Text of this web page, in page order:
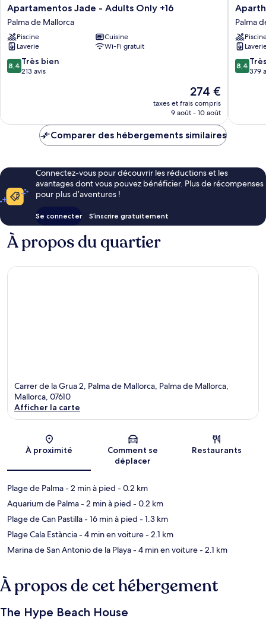
Apartamentos
Jade
-
Adults
Only
+16
Palma
Apartamentos Jade - Adults Only +16
Palma de Mallorca
Piscine
Cuisine
Laverie
Wi-Fi gratuit
8.4
sur
8,4 Très bien
213 avis
Le
nouveau
prix
de
274 €
taxes et frais compris
9 août - 10 août
Houm
Plaza
Son
Rigo
Palma
de
Palma
8.4
sur
8,4
379
Comparer des hébergements similaires
Connectez-vous pour découvrir les réductions et les
avantages dont vous pouvez bénéficier. Plus de récompenses
pour plus d’aventures !
Se connecter S’inscrire gratuitement
À propos du quartier
Carrer de la Grua 2, Palma de Mallorca, Palma de Mallorca,
Mallorca, 07610
Afficher la carte
À proximité
Comment se
déplacer
Restaurants
Plage de Palma- 2 min à pied - 0.2 km
Aquarium de Palma- 2 min à pied - 0.2 km
Plage de Can Pastilla- 16 min à pied - 1.3 km
Plage Cala Estància- 4 min en voiture- 2.1 km
Marina de San Antonio de la Playa- 4 min en voiture- 2.1 km
À propos de cet hébergement
The Hype Beach House